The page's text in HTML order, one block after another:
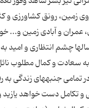
زمين، رونق كشاورزى و
عمران و آبادى زمين و...
چشم انتظارى و اميد
سعادت و كمال مطلوب
تمامى جنبه‏هاى زندگى به
و تكامل دست خواهد يازيد